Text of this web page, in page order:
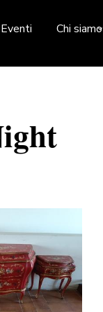
Eventi Chi siamo